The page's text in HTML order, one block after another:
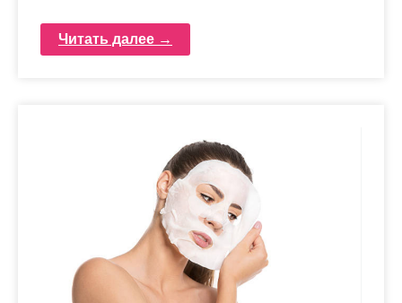
Читать далее →